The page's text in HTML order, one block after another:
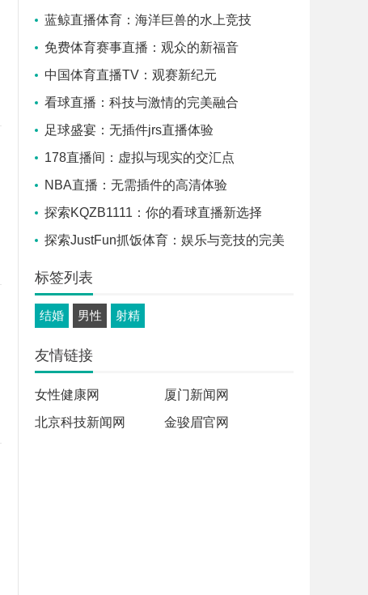
蓝鲸直播体育：海洋巨兽的水上竞技
免费体育赛事直播：观众的新福音
中国体育直播TV：观赛新纪元
看球直播：科技与激情的完美融合
足球盛宴：无插件jrs直播体验
178直播间：虚拟与现实的交汇点
NBA直播：无需插件的高清体验
探索KQZB1111：你的看球直播新选择
探索JustFun抓饭体育：娱乐与竞技的完美
融合
标签列表
结婚 男性 射精
友情链接
女性健康网
厦门新闻网
北京科技新闻网
金骏眉官网